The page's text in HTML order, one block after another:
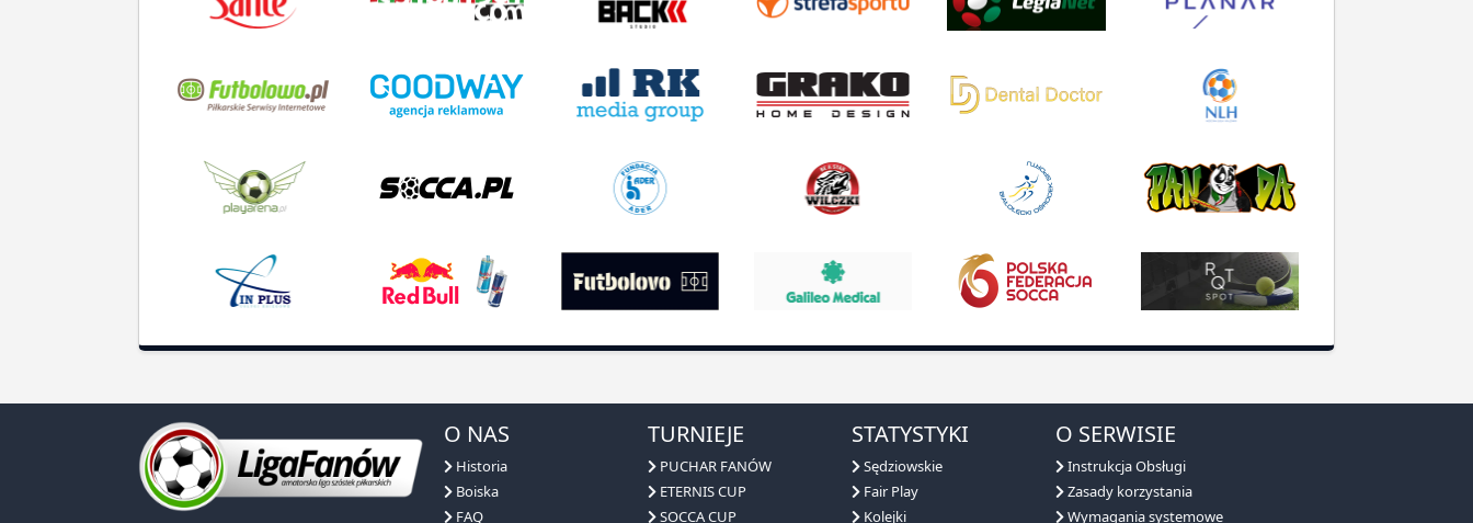
O NAS
Historia
Boiska
FAQ
TURNIEJE
PUCHAR FANÓW
ETERNIS CUP
SOCCA CUP
STATYSTYKI
Sędziowskie
Fair Play
Kolejki
O SERWISIE
Instrukcja Obsługi
Zasady korzystania
Wymagania systemowe